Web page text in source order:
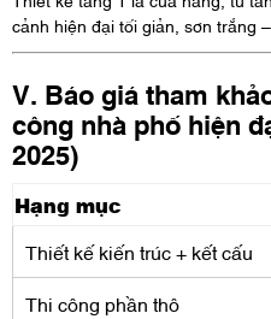
cảnh hiện đại tối giản, sơn trắng
V. Báo giá tham
công nhà phố hiện
2025)
Hạng mục
Thiết kế kiến trúc + kết cấu
Thi công phần thô